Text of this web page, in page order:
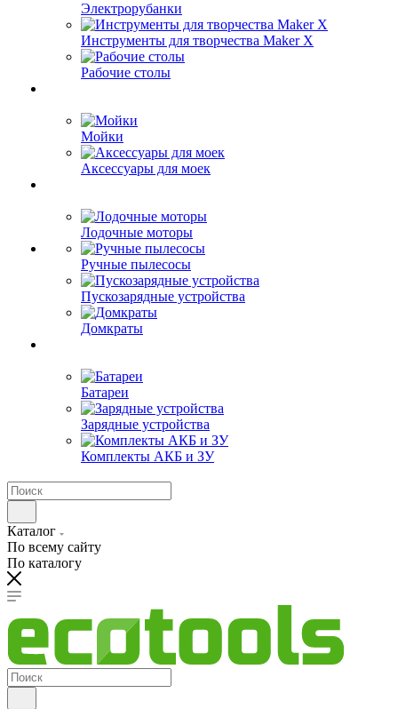
Электрорубанки
Инструменты для творчества Maker X
Рабочие столы
Мойки
Аксессуары для моек
Лодочные моторы
Ручные пылесосы
Пускозарядные устройства
Домкраты
Батареи
Зарядные устройства
Комплекты АКБ и ЗУ
Каталог
По всему сайту
По каталогу